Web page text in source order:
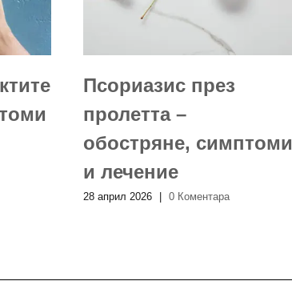
Псориазис през
пролетта –
обостряне, симптоми
и лечение
28 април 2026 0 Коментара